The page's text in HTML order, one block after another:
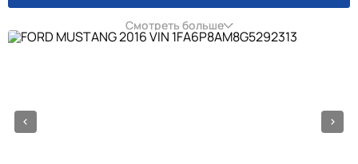
Смотреть больше